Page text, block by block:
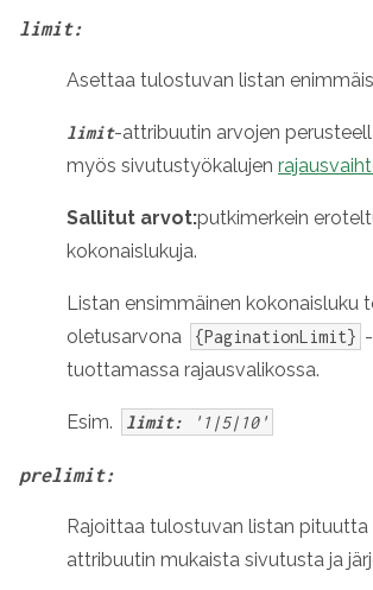
limit:
Asettaa tulostuvan listan
limit-attribuutin arvojen
myös sivutustyökalujen
Sallitut arvot:putkimerkein
kokonaislukuja.
Listan ensimmäinen kokonaisluku
oletusarvona
{PaginationLimit}
tuottamassa rajausvalikossa.
Esim. limit: '1|5|10'
prelimit:
Rajoittaa tulostuvan listan pituutta
attribuutin mukaista sivutusta ja